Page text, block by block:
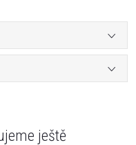
ještě